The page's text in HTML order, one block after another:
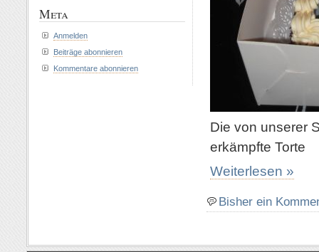
Die von unserer
erkämpfte Torte
Weiterlesen »
Bisher ein
Meta
Anmelden
Beiträge abonnieren
Kommentare abonnieren